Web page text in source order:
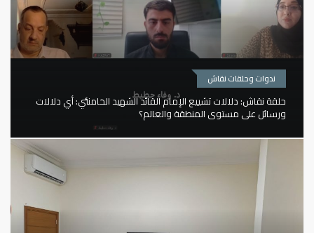
ندوات وحلقات نقاش
حلقة نقاش: دلالات تشييع الإمام القائد الشهيد الخامنئي: أي دلالات
ورسائل على مستوى المنطقة والعالم؟